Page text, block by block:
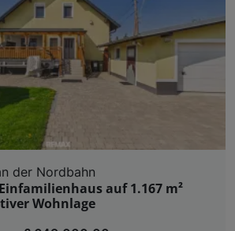
der Nordbahn
auf 1.167 m²
Wohnlage